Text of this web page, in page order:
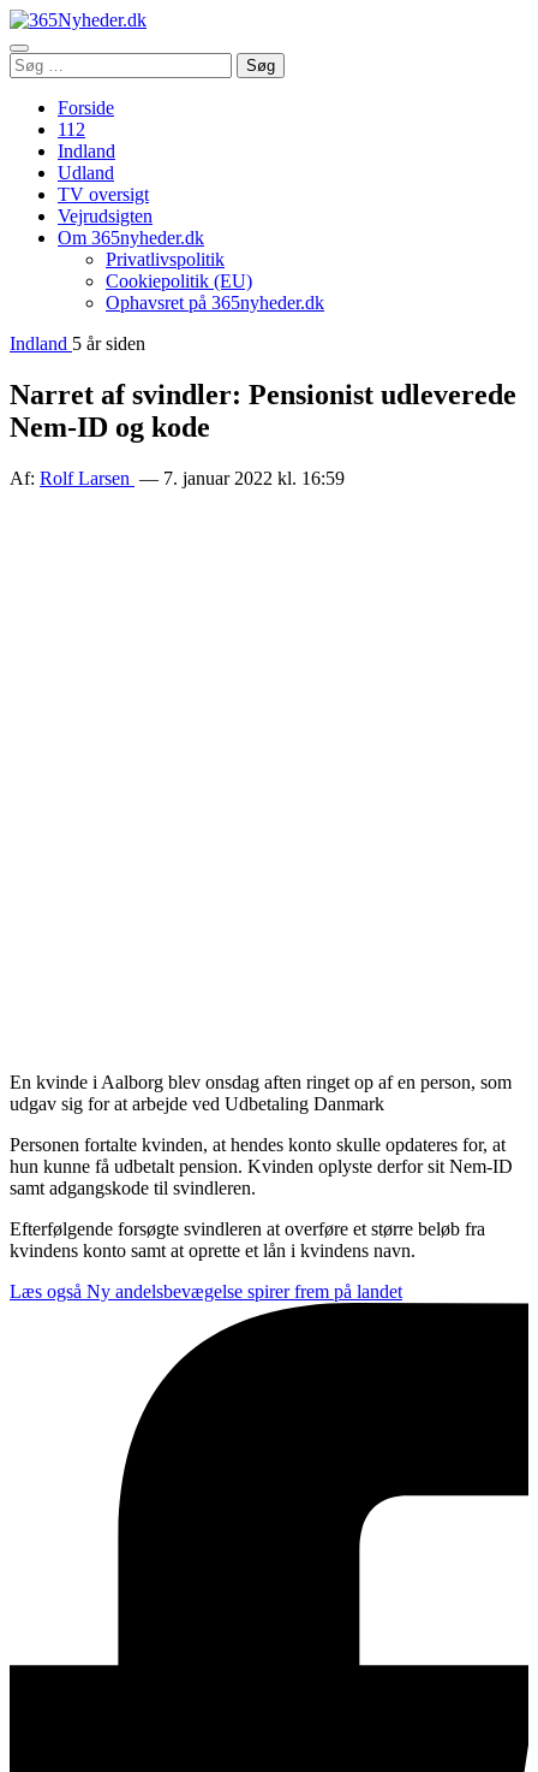
Åbn
menu
Søg
efter:
Søg
Forside
112
Indland
Udland
TV oversigt
Vejrudsigten
Om 365nyheder.dk
Privatlivspolitik
Cookiepolitik (EU)
Ophavsret på 365nyheder.dk
Indland 5 år siden
Narret af svindler: Pensionist udleverede
Nem-ID og kode
Af: Rolf Larsen — 7. januar 2022 kl. 16:59
En kvinde i Aalborg blev onsdag aften ringet op af en person, som
udgav sig for at arbejde ved Udbetaling Danmark
Personen fortalte kvinden, at hendes konto skulle opdateres for, at
hun kunne få udbetalt pension. Kvinden oplyste derfor sit Nem-ID
samt adgangskode til svindleren.
Efterfølgende forsøgte svindleren at overføre et større beløb fra
kvindens konto samt at oprette et lån i kvindens navn.
Læs også Ny andelsbevægelse spirer frem på landet